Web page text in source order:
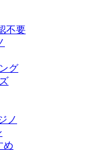
不要
グ
ノ
め